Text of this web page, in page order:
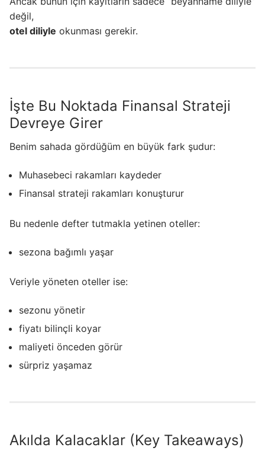
değil,
otel diliyle okunması gerekir.
İşte Bu Noktada Finansal Strateji
Devreye Girer
Benim sahada gördüğüm en büyük fark şudur:
Muhasebeci rakamları kaydeder
Finansal strateji rakamları konuşturur
Bu nedenle defter tutmakla yetinen oteller:
sezona bağımlı yaşar
Veriyle yöneten oteller ise:
sezonu yönetir
fiyatı bilinçli koyar
maliyeti önceden görür
sürpriz yaşamaz
Akılda Kalacaklar (Key Takeaways)